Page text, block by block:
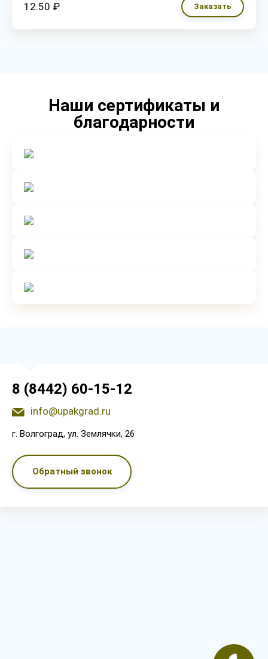
12.50 ₽ Заказать
Наши сертификаты и
благодарности
8 (8442) 60-15-12
info@upakgrad.ru
г. Волгоград, ул. Землячки, 26
Обратный звонок